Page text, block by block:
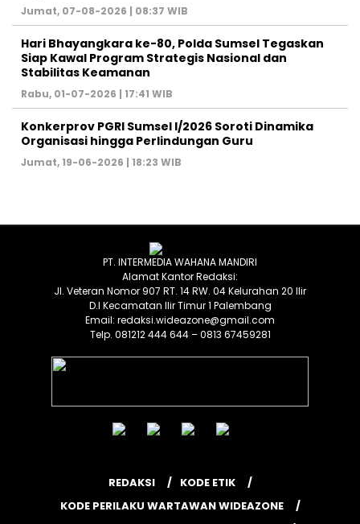
Jumat, 07-08-2026 | 08:37 WIB
Hari Bhayangkara ke-80, Polda Sumsel Tegaskan
Siap Kawal Program Strategis Nasional dan
Stabilitas Keamanan ‎
Rabu, 01-07-2026 | 17:41 WIB
Konkerprov PGRI Sumsel I/2026 Soroti Dinamika
Organisasi hingga Perlindungan Guru ‎
Jumat, 19-06-2026 | 18:23 WIB
PT. INTERMEDIA WAHANA MANDIRI
Alamat Kantor Redaksi:
Jl. Veteran Nomor 907 RT. 14 RW. 04 Kelurahan 20 Ilir
D.I Kecamatan Ilir Timur 1 Palembang
Email: redaksi.wideazone@gmail.com
Telp. 081212 444 644 – 0813 67459281
REDAKSI
KODE ETIK
KODE PERILAKU WARTAWAN WIDEAZONE